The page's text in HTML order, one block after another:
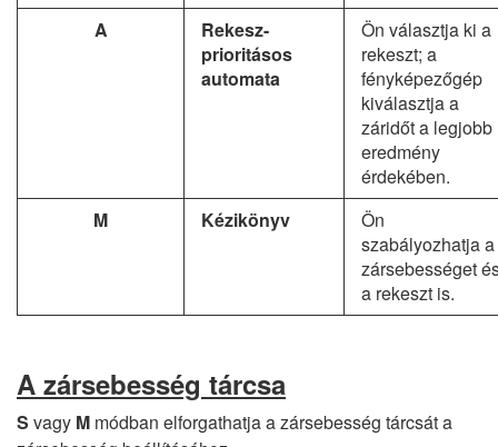
A
Rekesz-
prioritásos
automata
Ön választja ki a
rekeszt; a
fényképezőgép
kiválasztja a
záridőt a legjobb
eredmény
érdekében.
M
Kézikönyv
Ön
szabályozhatja a
zársebességet
a rekeszt is.
A zársebesség tárcsa
S vagy M módban elforgathatja a zársebesség tárcsát a